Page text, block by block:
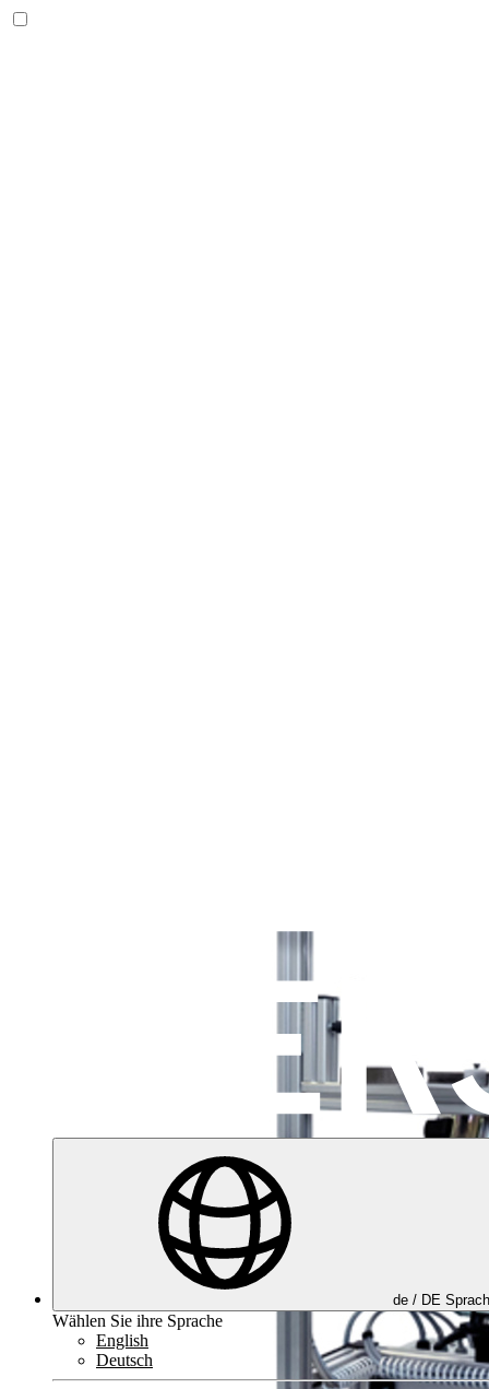
de / DE
Wählen Sie ihre Sprache
English
Deutsch